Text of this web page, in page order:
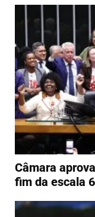
Câmara
fim da escala